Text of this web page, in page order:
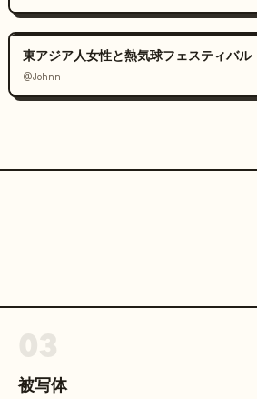
東アジア人女性と熱気球フェスティバル
@Johnn
被写体